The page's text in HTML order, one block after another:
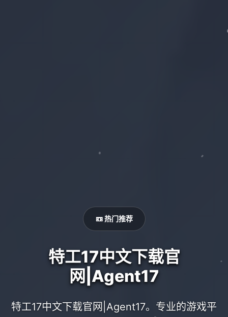
📼 热门推荐
特工17中文下载官
网|Agent17
特工17中文下载官网|Agent17。专业的游戏平